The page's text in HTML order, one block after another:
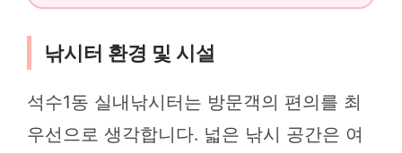
낚시터 환경 및 시설
석수1동 실내낚시터는 방문객의 편의를 최
우선으로 생각합니다. 넓은 낚시 공간은 여